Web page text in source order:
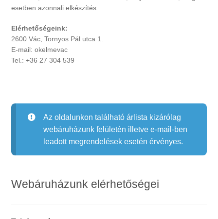
esetben azonnali elkészítés
Elérhetőségeink:
2600 Vác, Tornyos Pál utca 1.
E-mail: okelmevac
Tel.: +36 27 304 539
Az oldalunkon található árlista kizárólag
webáruházunk felületén illetve e-mail-ben
leadott megrendelések esetén érvényes.
Webáruházunk elérhetőségei